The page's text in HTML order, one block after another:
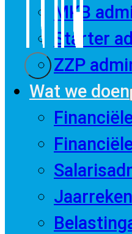
MKB
Starter
ZZP
Wat we doen